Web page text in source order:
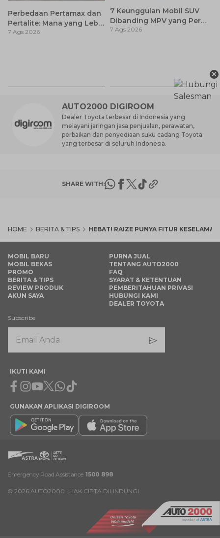
Perbedaan Pertamax dan
Pertalite: Mana yang Lebih
Baik untuk Mobil Toyota
7 Ags 2026
7 Keunggulan Mobil SUV
Dibanding MPV yang Perlu
Anda Ketahui
7 Ags 2026
7
AUTO2000 DIGIROOM
Dealer Toyota terbesar di Indonesia yang
melayani jaringan jasa penjualan, perawatan,
perbaikan dan penyediaan suku cadang Toyota
yang terbesar di seluruh Indonesia.
SHARE WITH:
HOME BERITA & TIPS HEBAT! RAIZE PUNYA FITUR
×
MOBIL BARU
MOBIL BEKAS
PROMO
BERITA & TIPS
REVIEW PRODUK
AKUN SAYA
PURNA JUAL
TENTANG AUTO2000
FAQ
SYARAT & KETENTUAN
PEMBERITAHUAN PRIVASI
HUBUNGI KAMI
DEALER TOYOTA
Subscribe
IKUTI KAMI
Facebook
Instagram
Youtube
X Whatsapp
Tiktok
GUNAKAN APLIKASI DIGIROOM
Emergency Road Assistance 1500 898
© 2026 AUTO2000 | HAK CIPTA DILINDUNGI